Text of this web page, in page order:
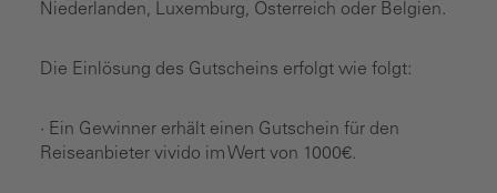
Niederlanden, Luxemburg, Österreich oder Belgien.
Die Einlösung des Gutscheins erfolgt wie folgt:
· Ein Gewinner erhält einen Gutschein für den
Reiseanbieter vivido im Wert von 1000€.